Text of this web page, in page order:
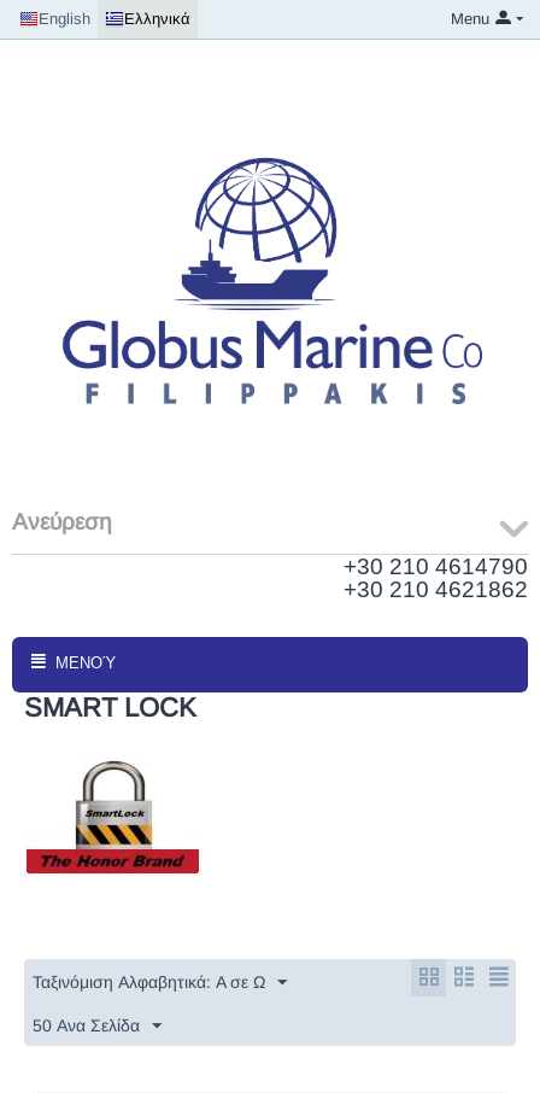
English Ελληνικά Menu
Ανεύρεση
+30 210 4614790
+30 210 4621862
ΜΕΝΟΎ
SMART LOCK
Ταξινόμιση Αλφαβητικά: A σε Ω
50 Ανα Σελίδα